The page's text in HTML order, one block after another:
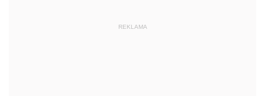
REKLAMA